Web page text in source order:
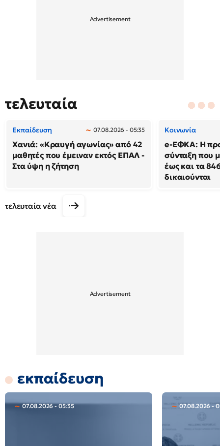
τελευταία
Εκπαίδευση 07.08.2026 - 05:35
Χανιά: «Κραυγή αγωνίας» από 42
μαθητές που έμειναν εκτός ΕΠΑΛ -
Στα ύψη η ζήτηση
Κοινωνία
e-ΕΦΚΑ: Η
σύνταξη που
έως και τα
δικαιούνται
τελευταία νέα
εκπαίδευση
07.08.2026 - 05:35 07.08.2026 -